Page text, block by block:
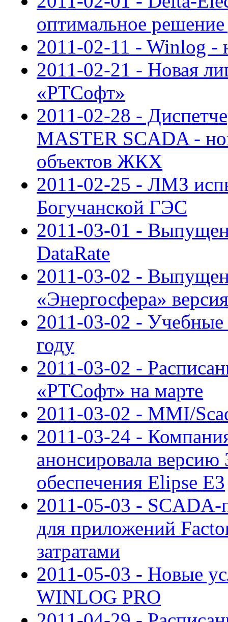
оптимальное
2011-02-11 - Winlog -
2011-02-21 - Новая
«РТСофт»
2011-02-28 -
MASTER SCADA -
объектов ЖКХ
2011-02-25 - ЛМЗ
Богучанской ГЭС
2011-03-01 -
DataRate
2011-03-02 -
«Энергосфера»
2011-03-02 -
году
2011-03-02 -
«РТСофт» на марте
2011-03-02 - MMI/
2011-03-24 -
анонсировала
обеспечения Elipse E3
2011-05-03 - SCADA-
для приложений
затратами
2011-05-03 - Новые
WINLOG PRO